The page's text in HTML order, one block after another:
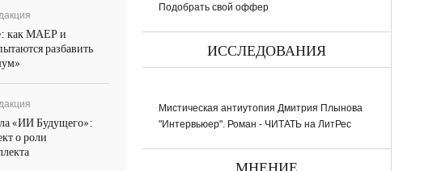
как МАЕР и
разбавить
«ИИ Будущего»:
о роли
Подобрать свой оффер
ИССЛЕДОВАНИЯ
Мистическая антиутопия Дмитрия Плынова
"Интервьюер". Роман - ЧИТАТЬ на ЛитРес